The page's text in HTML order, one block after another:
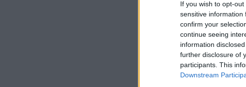
If you wish to opt-
sensitive information
confirm your
continue seeing
information
further disclosure of
participants. This
Downstream